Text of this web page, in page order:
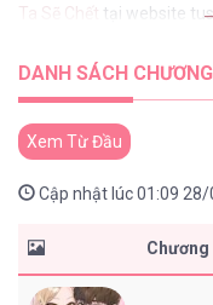
Ta Sẽ Chết tại website
DANH SÁCH CHƯƠNG
Xem Từ Đầu
Cập nhật lúc 01:09 28/
Chương